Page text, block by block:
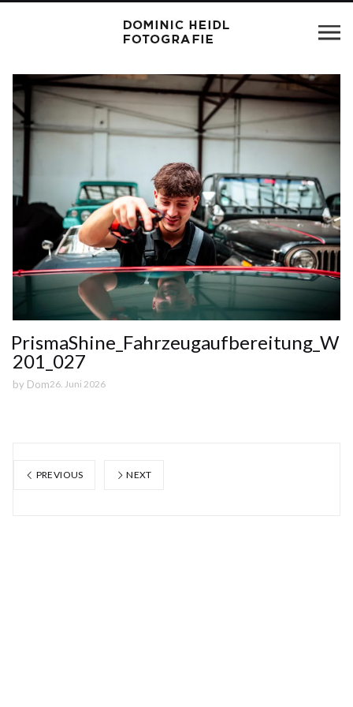
PrismaShine_Fahrzeugaufbereitung_W
201_027
by Dom26. Juni 2026
PREVIOUS NEXT